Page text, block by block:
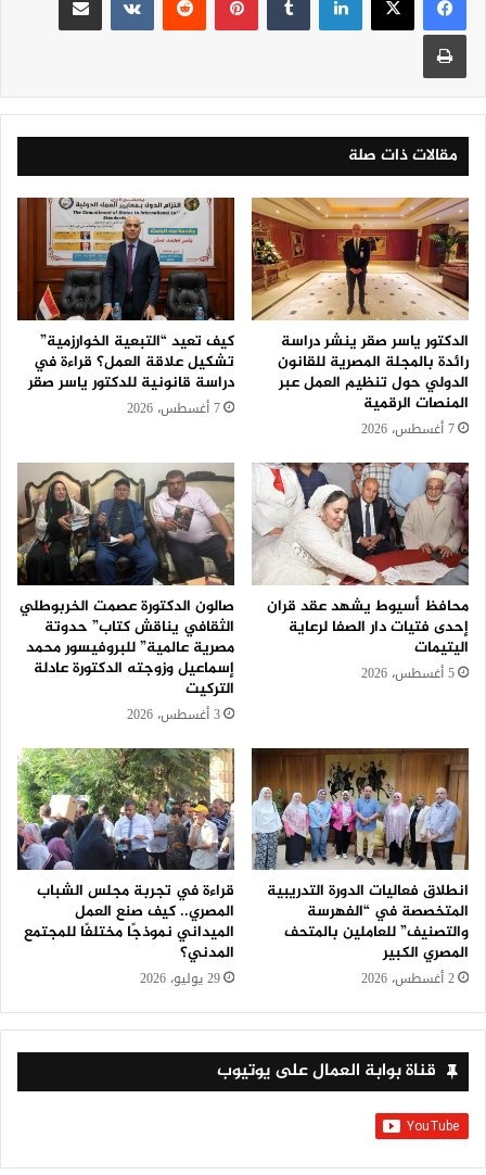
مقالات ذات صلة
الدكتور ياسر صقر ينشر دراسة
رائدة بالمجلة المصرية للقانون
الدولي حول تنظيم العمل عبر
المنصات الرقمية
7 أغسطس، 2026
كيف تعيد “التبعية الخوارزمية”
تشكيل علاقة العمل؟ قراءة في
دراسة قانونية للدكتور ياسر صقر
7 أغسطس، 2026
محافظ أسيوط يشهد عقد قران
إحدى فتيات دار الصفا لرعاية
اليتيمات
5 أغسطس، 2026
صالون الدكتورة عصمت الخربوطلي
الثقافي يناقش كتاب” حدوتة
مصرية عالمية” للبروفيسور محمد
إسماعيل وزوجته الدكتورة عادلة
التركيت
3 أغسطس، 2026
انطلاق فعاليات الدورة التدريبية
المتخصصة في “الفهرسة
والتصنيف” للعاملين بالمتحف
المصري الكبير
2 أغسطس، 2026
قراءة في تجربة مجلس الشباب
المصري.. كيف صنع العمل
الميداني نموذجًا مختلفًا للمجتمع
المدني؟
29 يوليو، 2026
قناة بوابة العمال على يوتيوب